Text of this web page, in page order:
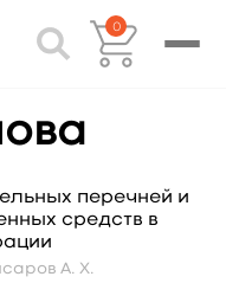
0
перечней и
средств в
А. Х.